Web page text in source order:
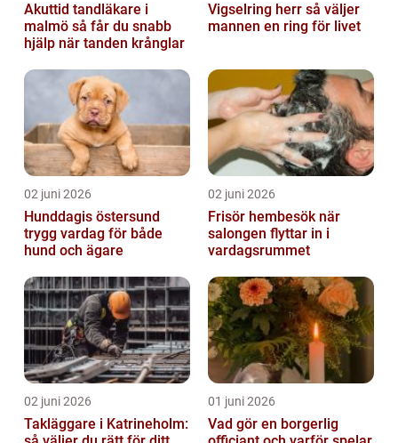
Akuttid tandläkare i
malmö så får du snabb
hjälp när tanden krånglar
Vigselring herr så väljer
mannen en ring för livet
02 juni 2026
Hunddagis östersund
trygg vardag för både
hund och ägare
02 juni 2026
Frisör hembesök när
salongen flyttar in i
vardagsrummet
02 juni 2026
Takläggare i Katrineholm:
01 juni 2026
Vad gör en borgerlig